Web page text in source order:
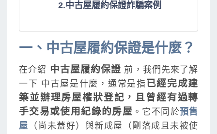
2.中古屋履約保證詐騙案例
一、中古屋履約保證是什麼？
在介紹 中古屋履約保證 前，我們先來了解
一下 中古屋是什麼，通常是指 已經完成建
築並辦理房屋權狀登記，且曾經有過轉
手交易或使用紀錄的房屋 。它不同於預售
屋 （尚未蓋好）與新成屋（剛落成且未被使